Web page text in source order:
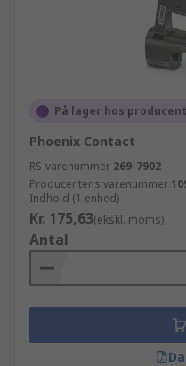
På lager hos producent
Phoenix Contact
RS-varenummer 269-7902
Producentens varenummer
Indhold (1 enhed)
Kr. 175,63(ekskl. moms)
Antal